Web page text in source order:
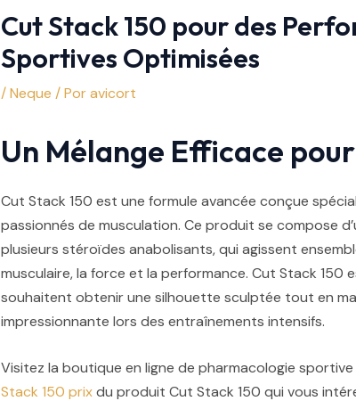
Cut Stack 150 pour des
Sportives Optimisées
/Neque / Poravicort
Un Mélange Efficace
Cut Stack 150 est une formule avancée conçue
passionnés de musculation. Ce produit se compose
plusieurs stéroïdes anabolisants, qui agissent
musculaire, la force et la performance. Cut Stack 150
souhaitent obtenir une silhouette sculptée tout en
impressionnante lors des entraînements intensifs.
Visitez la boutique en ligne de pharmacologie
Stack 150 prixdu produit Cut Stack 150 qui vous